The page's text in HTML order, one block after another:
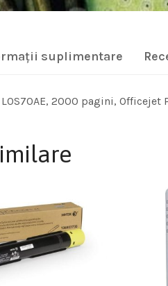
suplimentare
2000 pagini, Officejet